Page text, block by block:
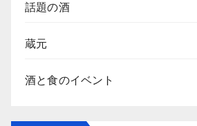
話題の酒
蔵元
酒と食のイベント